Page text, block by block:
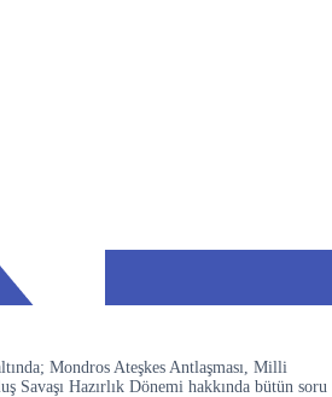
Mondros Ateşkes Antlaşması, Milli
Savaşı Hazırlık Dönemi hakkında bütün soru